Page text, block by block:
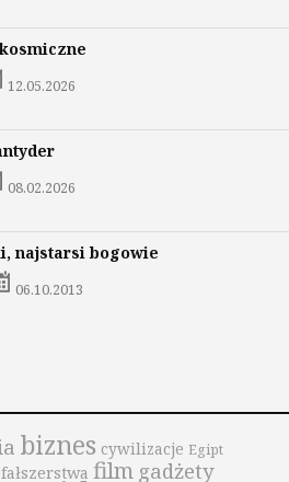
12.05.2026
08.02.2026
najstarsi bogowie
06.10.2013
biznes cywilizacje Egipt
fałszerstwa film gadżety